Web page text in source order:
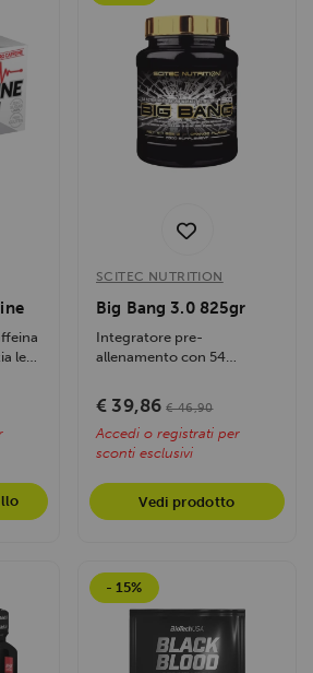
le
SCITEC NUTRITION
Big Bang 3.0 825gr
Integratore pre-
allenamento con 54
energia e performance,...
€ 39,86 € 46,90
Accedi o registrati per
sconti esclusivi
Vedi prodotto
- 15%